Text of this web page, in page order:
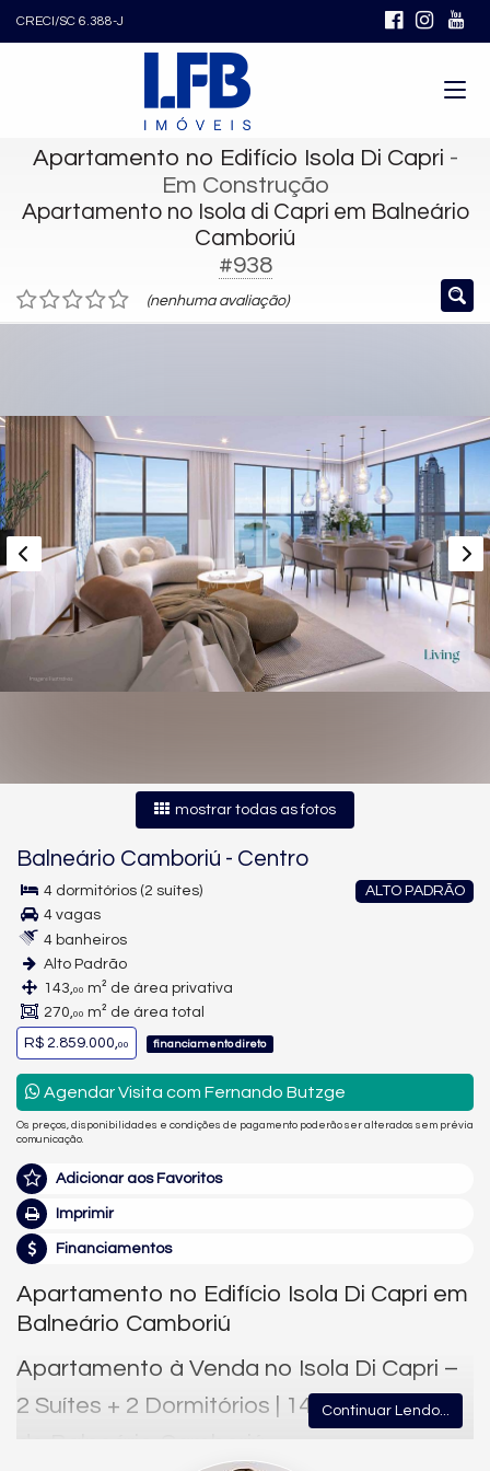
CRECI/SC 6.388-J
Apartamento no Edifício Isola Di Capri -
Em Construção
Apartamento no Isola di Capri em Balneário
Camboriú
#938
(nenhuma avaliação)
mostrar todas as fotos
Balneário Camboriú - Centro
ALTO PADRÃO
4 dormitórios (2 suítes)
4 vagas
4 banheiros
Alto Padrão
143,00 m² de área privativa
270,00 m² de área total
R$ 2.859.000,00 financiamento direto
Agendar Visita com Fernando Butzge
Os preços, disponibilidades e condições de pagamento poderão ser alterados sem prévia
comunicação.
Adicionar aos Favoritos
Imprimir
Financiamentos
Apartamento no Edifício Isola Di Capri em
Balneário Camboriú
Apartamento à Venda no Isola Di Capri –
2 Suítes + 2 Dormitórios | 143 m² | Centro
de Balneário Camboriú
Continuar Lendo...